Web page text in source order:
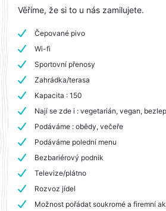
Věříme, že si to u nás zamilujete.
Čepované pivo
Wi-fi
Sportovní přenosy
Zahrádka/terasa
Kapacita : 150
Nají se zde i : vegetarián, vegan,
Podáváme : obědy, večeře
Podáváme polední menu
Bezbariérový podnik
Televize/plátno
Rozvoz jídel
Možnost pořádat soukromé a firemní